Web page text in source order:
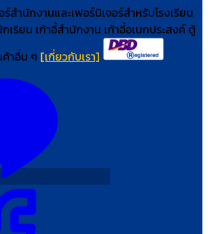
สำนักงานและเฟอร์นิเจอร์สำหรับโรงเรียน
กเรียน เก้าอี้สำนักงาน เก้าอี้อเนกประสงค์ ตู้
ค้าอื่น ๆ [เกี่ยวกับเรา]